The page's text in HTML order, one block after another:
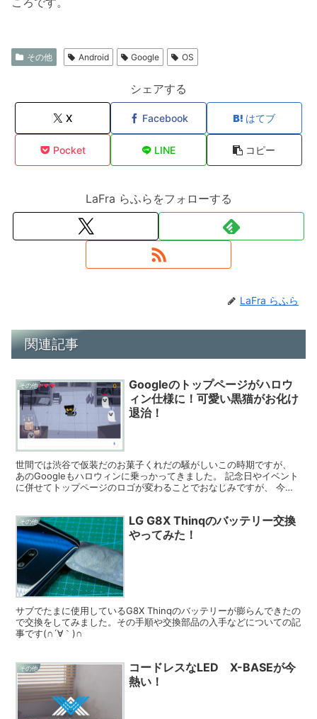
その他 Android Google OS
シェアする
X Facebook はてブ
Pocket LINE コピー
LaFra らふらをフォローする
LaFra らふら
関連記事
その他
Googleのトップページがハロウ
ィン仕様に！可愛い黒猫がお化け
退治！
世間では渋谷で仮装だのお菓子くれだの騒がしいこの時期ですが、
あのGoogleもハロウィンに乗っかってきました。 記念日やイベント
に併せてトップページのロゴが変わることでおなじみですが、 今回
その他
LG G8X Thinqのバッテリー交換
やってみた！
サブでたまに使用しているG8X Thinqのバッテリーが膨らんできたの
で交換をしてみました。その手順や交換部品の入手などについての記
事です(∩´∀｀)∩
その他
コードレスなLED X-BASEが今
熱い！